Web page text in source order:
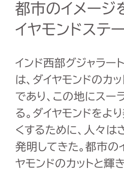
都市のイメージ
イヤモンドステ
インド西部グジャラー
は、ダイヤモンドのカ
であり、この地にスー
る。ダイヤモンドをよ
くするために、人々は
発明してきた。都市の
ヤモンドのカットと輝